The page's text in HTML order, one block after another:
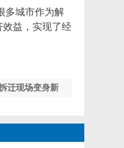
多城市作为解
益，实现了经
迁现场变身新